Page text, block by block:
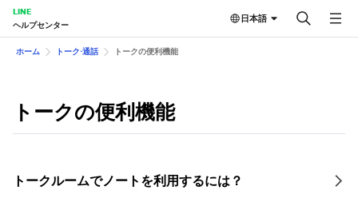
LINE
ヘルプセンター
日本語
ホーム トーク⋅通話 トークの便 利機能
トークの便 利機能
トークルームでノートを利用するには？